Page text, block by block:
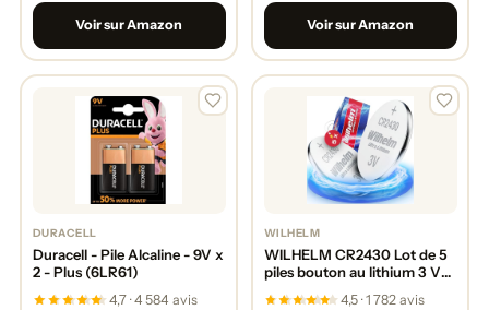
Voir sur Amazon Voir sur Amazon
DURACELL
Duracell - Pile Alcaline - 9V x
2 - Plus (6LR61)
4,7 · 4 584 avis
WILHELM
WILHELM CR2430 Lot de 5
piles bouton au lithium 3 V
4,5 · 1 782 avis